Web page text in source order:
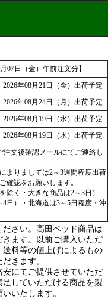
日（金）午前注文分】
2026年08月21日（金）出荷予定
2026年08月24日（月）出荷予定
2026年08月19日（水）出荷予定
2026年08月19日（水）出荷予定
文後確認メールにてご連絡し
よりましては2～3週間程度出荷
確認をお願いします。
く・大きな商品は2～3日）
日）・北海道は3～5日程度・沖
さい。高田ベッド商品は
ます。以前ご購入いただ
料等の値上げによるもの
きます。
にてご提供させていただ
していただける商品を製
いたします。